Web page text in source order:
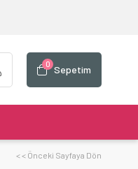
Sepetim
0
< < Önceki Sayfaya Dön